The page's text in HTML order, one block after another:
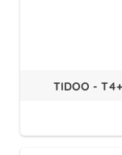
TIDOO -